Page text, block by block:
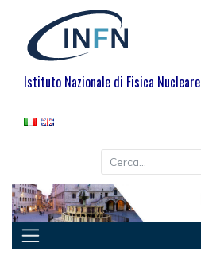
Istituto Nazionale di Fisica Nucleare